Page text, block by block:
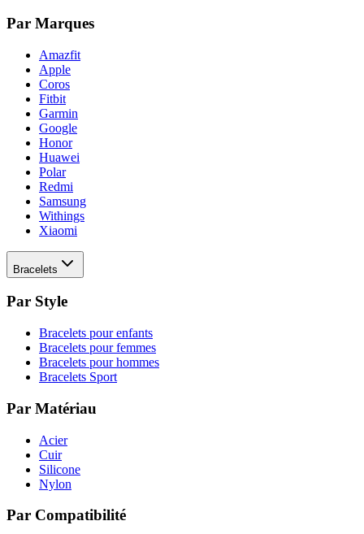
Par Marques
Amazfit
Apple
Coros
Fitbit
Garmin
Google
Honor
Huawei
Polar
Redmi
Samsung
Withings
Xiaomi
Bracelets
Par Style
Bracelets pour enfants
Bracelets pour femmes
Bracelets pour hommes
Bracelets Sport
Par Matériau
Acier
Cuir
Silicone
Nylon
Par Compatibilité